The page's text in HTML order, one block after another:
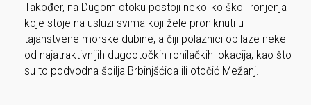
Također, na Dugom otoku postoji nekoliko školi ronjenja
koje stoje na usluzi svima koji žele proniknuti u
tajanstvene morske dubine, a čiji polaznici obilaze neke
od najatraktivnijih dugootočkih ronilačkih lokacija, kao što
su to podvodna špilja Brbinjšćica ili otočić Mežanj.